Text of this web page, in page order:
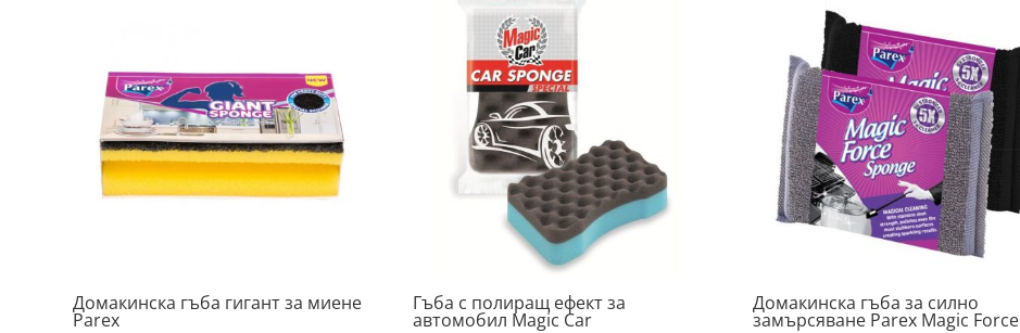
high
Домакинска гъба гигант за миене
Parex
Гъба с полиращ ефект за
автомобил Magic Car
Домакинска гъба за силно
замърсяване Parex Magic Force